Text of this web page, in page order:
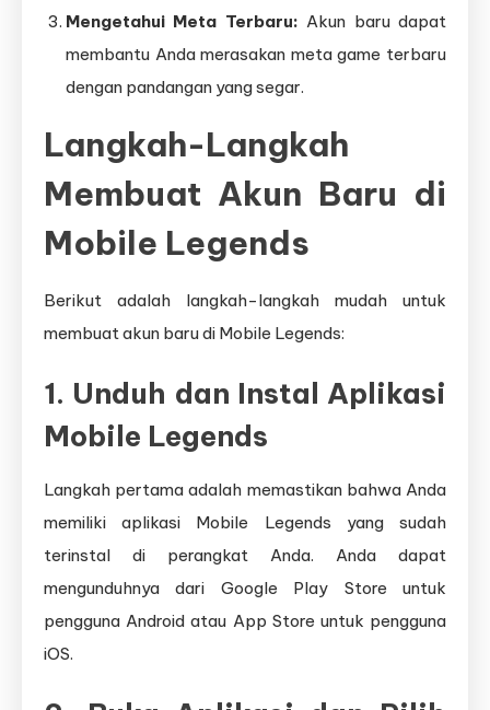
Mengetahui Meta Terbaru: Akun baru dapat
membantu Anda merasakan meta game terbaru
dengan pandangan yang segar.
Langkah-Langkah
Membuat Akun Baru di
Mobile Legends
Berikut adalah langkah-langkah mudah untuk
membuat akun baru di Mobile Legends:
1. Unduh dan Instal Aplikasi
Mobile Legends
Langkah pertama adalah memastikan bahwa Anda
memiliki aplikasi Mobile Legends yang sudah
terinstal di perangkat Anda. Anda dapat
mengunduhnya dari Google Play Store untuk
pengguna Android atau App Store untuk pengguna
iOS.